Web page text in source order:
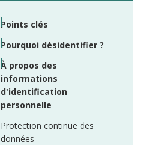
Points clés
Pourquoi désidentifier ?
À propos des
informations
d'identification
personnelle
Protection continue des
données